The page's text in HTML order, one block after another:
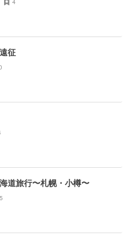
4
征
道旅行〜札幌・小樽〜